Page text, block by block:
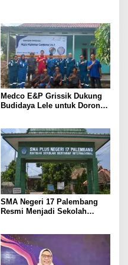
Medco E&P Grissik Dukung
Budidaya Lele untuk Dorong
SMA Negeri 17 Palembang
Resmi Menjadi Sekolah